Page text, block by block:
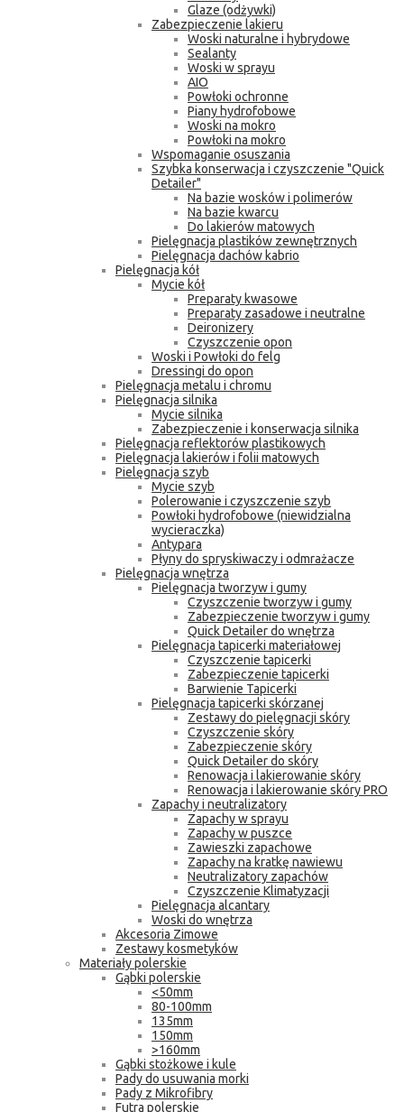
Glaze (odżywki)
Zabezpieczenie lakieru
Woski naturalne i hybrydowe
Sealanty
Woski w sprayu
AIO
Powłoki ochronne
Piany hydrofobowe
Woski na mokro
Powłoki na mokro
Wspomaganie osuszania
Szybka konserwacja i czyszczenie "Quick
Detailer"
Na bazie wosków i polimerów
Na bazie kwarcu
Do lakierów matowych
Pielęgnacja plastików zewnętrznych
Pielęgnacja dachów kabrio
Pielęgnacja kół
Mycie kół
Preparaty kwasowe
Preparaty zasadowe i neutralne
Deironizery
Czyszczenie opon
Woski i Powłoki do felg
Dressingi do opon
Pielęgnacja metalu i chromu
Pielęgnacja silnika
Mycie silnika
Zabezpieczenie i konserwacja silnika
Pielęgnacja reflektorów plastikowych
Pielęgnacja lakierów i folii matowych
Pielęgnacja szyb
Mycie szyb
Polerowanie i czyszczenie szyb
Powłoki hydrofobowe (niewidzialna
wycieraczka)
Antypara
Płyny do spryskiwaczy i odmrażacze
Pielęgnacja wnętrza
Pielęgnacja tworzyw i gumy
Czyszczenie tworzyw i gumy
Zabezpieczenie tworzyw i gumy
Quick Detailer do wnętrza
Pielęgnacja tapicerki materiałowej
Czyszczenie tapicerki
Zabezpieczenie tapicerki
Barwienie Tapicerki
Pielęgnacja tapicerki skórzanej
Zestawy do pielęgnacji skóry
Czyszczenie skóry
Zabezpieczenie skóry
Quick Detailer do skóry
Renowacja i lakierowanie skóry
Renowacja i lakierowanie skóry PRO
Zapachy i neutralizatory
Zapachy w sprayu
Zapachy w puszce
Zawieszki zapachowe
Zapachy na kratkę nawiewu
Neutralizatory zapachów
Czyszczenie Klimatyzacji
Pielęgnacja alcantary
Woski do wnętrza
Akcesoria Zimowe
Zestawy kosmetyków
Materiały polerskie
Gąbki polerskie
<50mm
80-100mm
135mm
150mm
>160mm
Gąbki stożkowe i kule
Pady do usuwania morki
Pady z Mikrofibry
Futra polerskie